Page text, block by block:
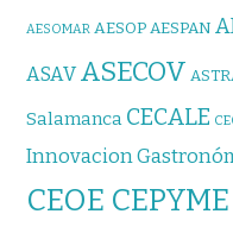
AESOMAR AESOP AESPAN
ASAVASECOV
Salamanca CECALE
Innovacion
CEOE